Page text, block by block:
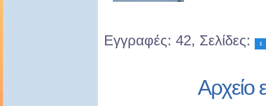
Εγγραφές: 42, Σελίδες: 1
Αρχείο